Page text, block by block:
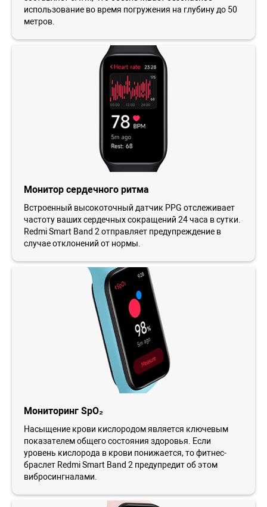
использование во время погружения на глубину до 50
метров.
Монитор сердечного ритма
Встроенный высокоточный датчик PPG отслеживает
частоту ваших сердечных сокращений 24 часа в сутки.
Redmi Smart Band 2 отправляет предупреждение в
случае отклонений от нормы.
Мониторинг SpO₂
Насыщение крови кислородом является ключевым
показателем общего состояния здоровья. Если
уровень кислорода в крови понижается, то фитнес-
браслет Redmi Smart Band 2 предупредит об этом
вибросингналами.